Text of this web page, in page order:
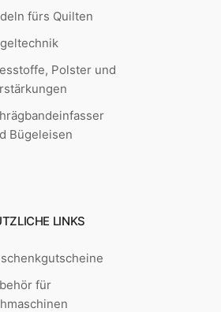
fürs Quilten
Polster und
Bügeleisen
LINKS
für